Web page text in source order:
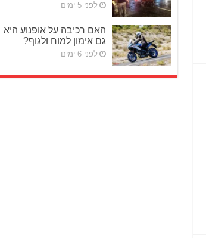
לפני 5 ימים
האם רכיבה על אופנוע היא
גם אימון למוח ולגוף?
לפני 6 ימים